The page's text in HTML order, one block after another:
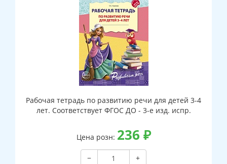
Рабочая тетрадь по развитию речи для детей 3-4
лет. Соответствует ФГОС ДО - 3-е изд. испр.
Цена розн: 236 ₽
−
+